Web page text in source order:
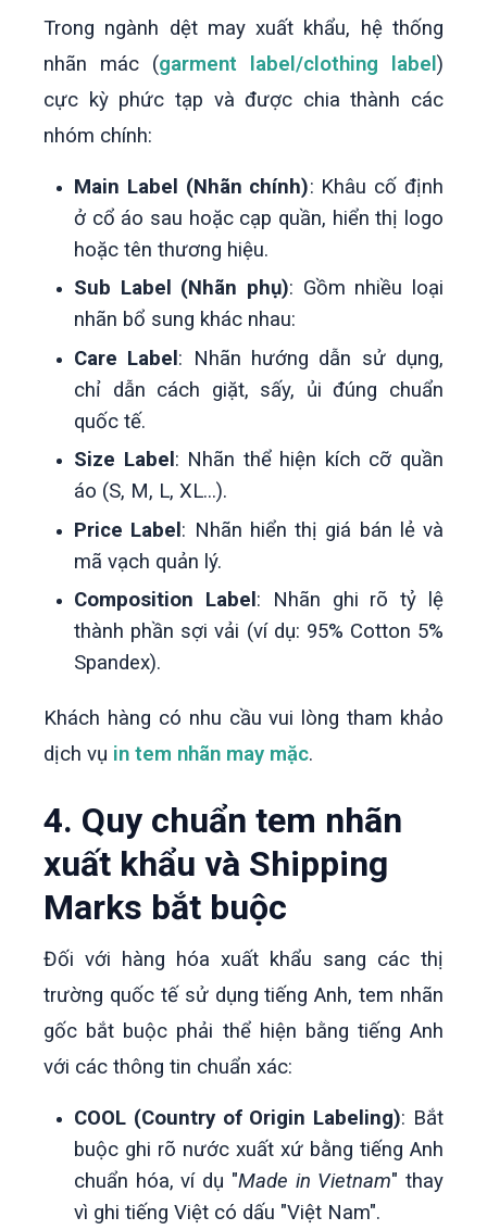
Trong ngành dệt may xuất khẩu, hệ thống
nhãn mác (garment label/clothing label )
cực kỳ phức tạp và được chia thành các
nhóm chính:
Main Label (Nhãn chính): Khâu cố định
ở cổ áo sau hoặc cạp quần, hiển thị logo
hoặc tên thương hiệu.
Sub Label (Nhãn phụ): Gồm nhiều loại
nhãn bổ sung khác nhau:
Care Label : Nhãn hướng dẫn sử dụng,
chỉ dẫn cách giặt, sấy, ủi đúng chuẩn
quốc tế.
Size Label : Nhãn thể hiện kích cỡ quần
áo (S, M, L, XL...).
Price Label: Nhãn hiển thị giá bán lẻ và
mã vạch quản lý.
Composition Label : Nhãn ghi rõ tỷ lệ
thành phần sợi vải (ví dụ: 95% Cotton 5%
Spandex).
Khách hàng có nhu cầu vui lòng tham khảo
dịch vụ in tem nhãn may mặc.
4. Quy chuẩn tem nhãn
xuất khẩu và Shipping
Marks bắt buộc
Đối với hàng hóa xuất khẩu sang các thị
trường quốc tế sử dụng tiếng Anh, tem nhãn
gốc bắt buộc phải thể hiện bằng tiếng Anh
với các thông tin chuẩn xác:
COOL (Country of Origin Labeling): Bắt
buộc ghi rõ nước xuất xứ bằng tiếng Anh
chuẩn hóa, ví dụ "Made in Vietnam" thay
vì ghi tiếng Việt có dấu "Việt Nam".